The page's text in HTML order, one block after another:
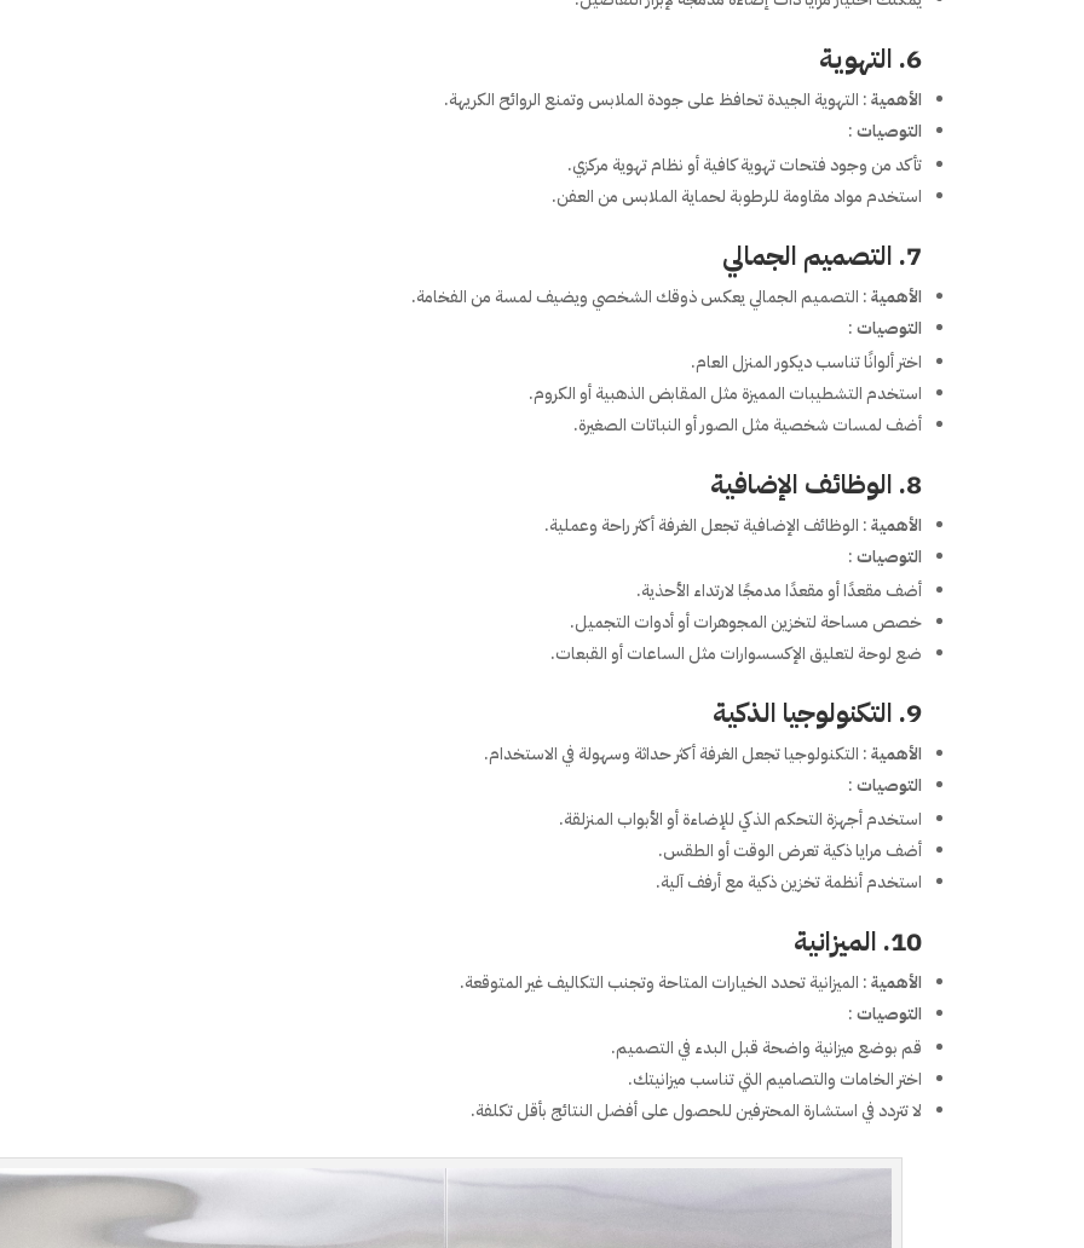
6. التهوية
الأهمية: التهوية الجيدة تحافظ على جودة الملابس وتمنع الروائح الكريهة.
التوصيات:
تأكد من وجود فتحات تهوية كافية أو نظام تهوية مركزي.
استخدم مواد مقاومة للرطوبة لحماية الملابس من العفن.
7. التصميم الجمالي
الأهمية: التصميم الجمالي يعكس ذوقك الشخصي ويضيف لمسة من الفخامة.
التوصيات:
اختر ألوانًا تناسب ديكور المنزل العام.
استخدم التشطيبات المميزة مثل المقابض الذهبية أو الكروم.
أضف لمسات شخصية مثل الصور أو النباتات الصغيرة.
8. الوظائف الإضافية
الأهمية: الوظائف الإضافية تجعل الغرفة أكثر راحة وعملية.
التوصيات:
أضف مقعدًا أو مقعدًا مدمجًا لارتداء الأحذية.
خصص مساحة لتخزين المجوهرات أو أدوات التجميل.
ضع لوحة لتعليق الإكسسوارات مثل الساعات أو القبعات.
9. التكنولوجيا الذكية
الأهمية: التكنولوجيا تجعل الغرفة أكثر حداثة وسهولة في الاستخدام.
التوصيات:
استخدم أجهزة التحكم الذكي للإضاءة أو الأبواب المنزلقة.
أضف مرايا ذكية تعرض الوقت أو الطقس.
استخدم أنظمة تخزين ذكية مع أرفف آلية.
10. الميزانية
الأهمية: الميزانية تحدد الخيارات المتاحة وتجنب التكاليف غير المتوقعة.
التوصيات:
قم بوضع ميزانية واضحة قبل البدء في التصميم.
اختر الخامات والتصاميم التي تناسب ميزانيتك.
لا تتردد في استشارة المحترفين للحصول على أفضل النتائج بأقل تكلفة.